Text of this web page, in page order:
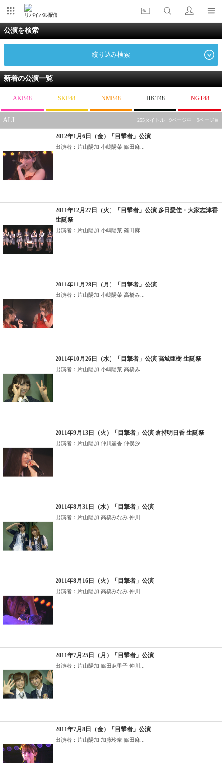
リバイバル配信
公演を検索
絞り込み検索
新着の公演一覧
AKB48 SKE48 NMB48 HKT48 NGT48
ALL 255タイトル 9ページ中 9ページ目
2012年1月6日（金）「目撃者」公演
出演者：片山陽加 小嶋陽菜 篠田麻...
2011年12月27日（火）「目撃者」公演 多田愛佳・大家志津香
生誕祭
出演者：片山陽加 小嶋陽菜 篠田麻...
2011年11月28日（月）「目撃者」公演
出演者：片山陽加 小嶋陽菜 高橋み...
2011年10月26日（水）「目撃者」公演 高城亜樹 生誕祭
出演者：片山陽加 小嶋陽菜 高橋み...
2011年9月13日（火）「目撃者」公演 倉持明日香 生誕祭
出演者：片山陽加 仲川遥香 仲俣汐...
2011年8月31日（水）「目撃者」公演
出演者：片山陽加 高橋みなみ 仲川...
2011年8月16日（火）「目撃者」公演
出演者：片山陽加 高橋みなみ 仲川...
2011年7月25日（月）「目撃者」公演
出演者：片山陽加 篠田麻里子 仲川...
2011年7月8日（金）「目撃者」公演
出演者：片山陽加 加藤玲奈 篠田麻...